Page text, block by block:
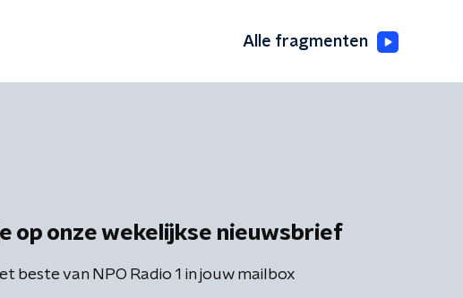
Alle fragmenten
op onze wekelijkse nieuwsbrief
beste van NPO Radio 1 in jouw mailbox